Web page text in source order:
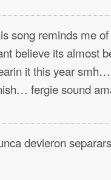
song reminds me
believe its almost
it this year
fergie sound
devieron